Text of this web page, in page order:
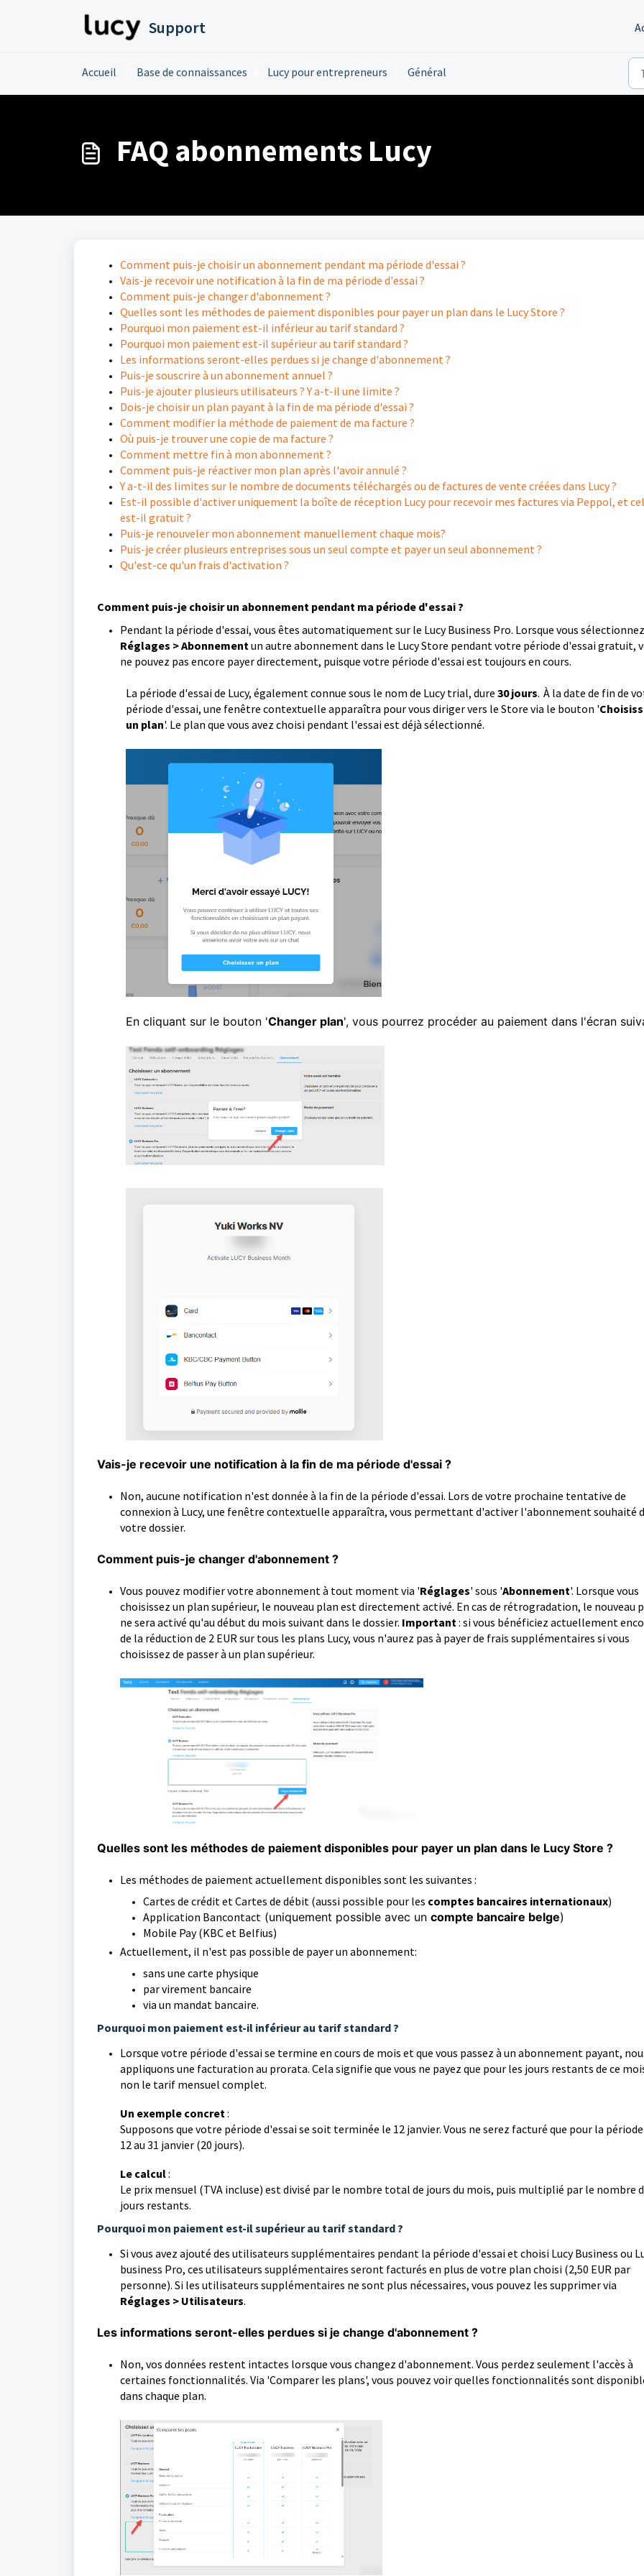
Support
Accueil Base de connaissances Lucy pour entrepreneurs Général
FAQ abonnements Lucy
Comment puis-je choisir un abonnement pendant ma période d'essai ?
Vais-je recevoir une notification à la fin de ma période d'essai ?
Comment puis-je changer d'abonnement ?
Quelles sont les méthodes de paiement disponibles pour payer un plan dans le Lucy Store ?
Pourquoi mon paiement est-il inférieur au tarif standard ?
Pourquoi mon paiement est-il supérieur au tarif standard ?
Les informations seront-elles perdues si je change d'abonnement ?
Puis-je souscrire à un abonnement annuel ?
Puis-je ajouter plusieurs utilisateurs ? Y a-t-il une limite ?
Dois-je choisir un plan payant à la fin de ma période d'essai ?
Comment modifier la méthode de paiement de ma facture ?
Où puis-je trouver une copie de ma facture ?
Comment mettre fin à mon abonnement ?
Comment puis-je réactiver mon plan après l'avoir annulé ?
Y a-t-il des limites sur le nombre de documents téléchargés ou de factures de vente créées dans Lucy ?
Est-il possible d'activer uniquement la boîte de réception Lucy pour recevoir mes factures via Peppol, et
est-il gratuit ?
Puis-je renouveler mon abonnement manuellement chaque mois?
Puis-je créer plusieurs entreprises sous un seul compte et payer un seul abonnement ?
Qu'est-ce qu'un frais d'activation ?
Comment puis-je choisir un abonnement pendant ma période d'essai ?
Pendant la période d'essai, vous êtes automatiquement sur le Lucy Business Pro. Lorsque vous
Réglages > Abonnementun autre abonnement dans le Lucy Store pendant votre période d'essai gratuit,
ne pouvez pas encore payer directement, puisque votre période d'essai est toujours en cours.
La période d'essai de Lucy, également connue sous le nom de Lucy trial, dure 30 jours. À la date de fin de
période d'essai, une fenêtre contextuelle apparaîtra pour vous diriger vers le Store via le bouton '
un plan'. Le plan que vous avez choisi pendant l'essai est déjà sélectionné.
En cliquant sur le bouton 'Changer plan', vous pourrez procéder au paiement dans l'écran
Vais-je recevoir une notification à la fin de ma période d'essai ?
Non, aucune notification n'est donnée à la fin de la période d'essai. Lors de votre prochaine tentative de
connexion à Lucy, une fenêtre contextuelle apparaîtra, vous permettant d'activer l'abonnement souhaité
votre dossier.
Comment puis-je changer d'abonnement ?
Vous pouvez modifier votre abonnement à tout moment via 'Réglages' sous 'Abonnement'. Lorsque vous
choisissez un plan supérieur, le nouveau plan est directement activé. En cas de rétrogradation, le nouveau
ne sera activé qu'au début du mois suivant dans le dossier. Important: si vous bénéficiez actuellement
de la réduction de 2 EURsur tous les plans Lucy, vous n'aurez pas à payer de frais supplémentaires si vous
choisissez de passer à un plan supérieur.
Quelles sont les méthodes de paiement disponibles pour payer un plan dans le Lucy Store ?
Les méthodes de paiement actuellement disponibles sont les suivantes :
Cartes de crédit et Cartes de débit (aussi possible pour les comptes bancaires internationaux)
Application Bancontact (uniquement possible avec un compte bancaire belge)
Mobile Pay (KBC et Belfius)
Actuellement, il n'est pas possible de payer un abonnement:
sans une carte physique
par virement bancaire
via un mandat bancaire.
Pourquoi mon paiement est-il inférieur au tarif standard ?
Lorsque votre période d'essai se termine en cours de mois et que vous passez à un abonnement payant,
appliquons une facturation au prorata. Cela signifie que vous ne payez que pour les jours restants de ce
non le tarif mensuel complet.
Un exemple concret :
Supposons que votre période d'essai se soit terminée le 12 janvier. Vous ne serez facturé que pour la
12 au 31 janvier (20 jours).
Le calcul:
Le prix mensuel (TVA incluse) est divisé par le nombre total de jours du mois, puis multiplié par le nombre
jours restants.
Pourquoi mon paiement est-il supérieur au tarif standard ?
Si vous avez ajouté des utilisateurs supplémentaires pendant la période d'essai et choisi Lucy Business ou
business Pro, ces utilisateurs supplémentaires seront facturés en plus de votre plan choisi (2,50 EUR par
personne). Si les utilisateurs supplémentaires ne sont plus nécessaires, vous pouvez les supprimer via
Réglages > Utilisateurs.
Les informations seront-elles perdues si je change d'abonnement ?
Non, vos données restent intactes lorsque vous changez d'abonnement. Vous perdez seulement l'accès à
certaines fonctionnalités. Via 'Comparer les plans', vous pouvez voir quelles fonctionnalités sont
dans chaque plan.